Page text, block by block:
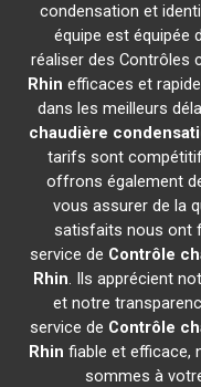
condensation et
équipe est équipée
réaliser des Contrôles
Rhin efficaces et
dans les meilleurs
chaudière
tarifs sont
offrons également
vous assurer de la
satisfaits nous ont
service de Contrôle
Rhin. Ils apprécient
et notre
service de Contrôle
Rhin fiable et efficace,
sommes à